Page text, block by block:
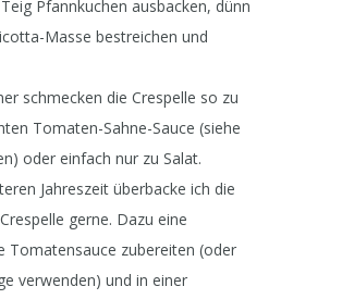
Pfannkuchen ausbacken, dünn
Masse bestreichen und
schmecken die Crespelle so zu
Tomaten-Sahne-Sauce (siehe
oder einfach nur zu Salat.
Jahreszeit überbacke ich die
gerne. Dazu eine
Tomatensauce zubereiten (oder
verwenden) und in einer